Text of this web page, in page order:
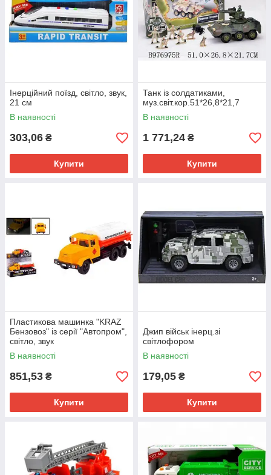
Інерційний поїзд, світло, звук,
21 см
В наявності
303,06 ₴
Купити
Танк із солдатиками,
муз.світ.кор.51*26,8*21,7
В наявності
1 771,24 ₴
Купити
Пластикова машинка "KRAZ
Бензовоз" із серії "Автопром",
світло, звук
В наявності
851,53 ₴
Купити
Джип військ інерц.зі
світлофором
В наявності
179,05 ₴
Купити